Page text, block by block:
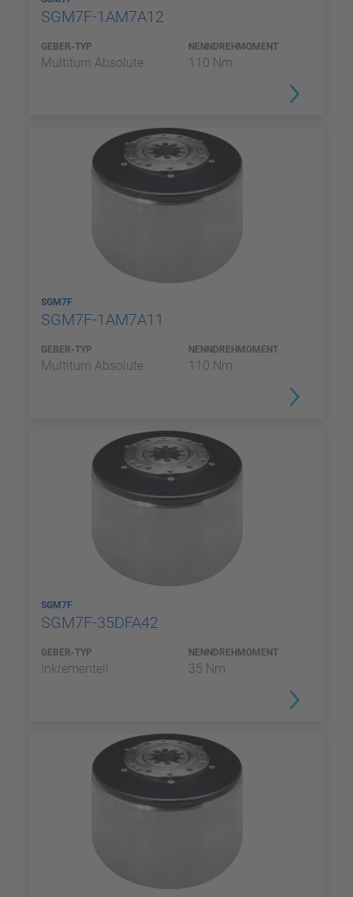
SGM7F-1AM7A12
GEBER-TYP
Multiturn Absolute
NENNDREHMOMENT
110 Nm
SGM7F
SGM7F-1AM7A11
GEBER-TYP
Multiturn Absolute
NENNDREHMOMENT
110 Nm
SGM7F
SGM7F-35DFA42
GEBER-TYP
Inkrementell
NENNDREHMOMENT
35 Nm